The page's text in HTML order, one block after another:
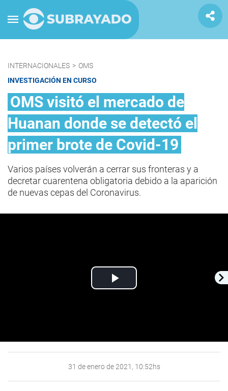
INTERNACIONALES > OMS
INVESTIGACIÓN EN CURSO
OMS visitó el mercado de
Huanan donde se detectó el
primer brote de Covid-19
Varios países volverán a cerrar sus fronteras y a
decretar cuarentena obligatoria debido a la aparición
de nuevas cepas del Coronavirus.
Play
31 de enero de 2021, 10:52hs